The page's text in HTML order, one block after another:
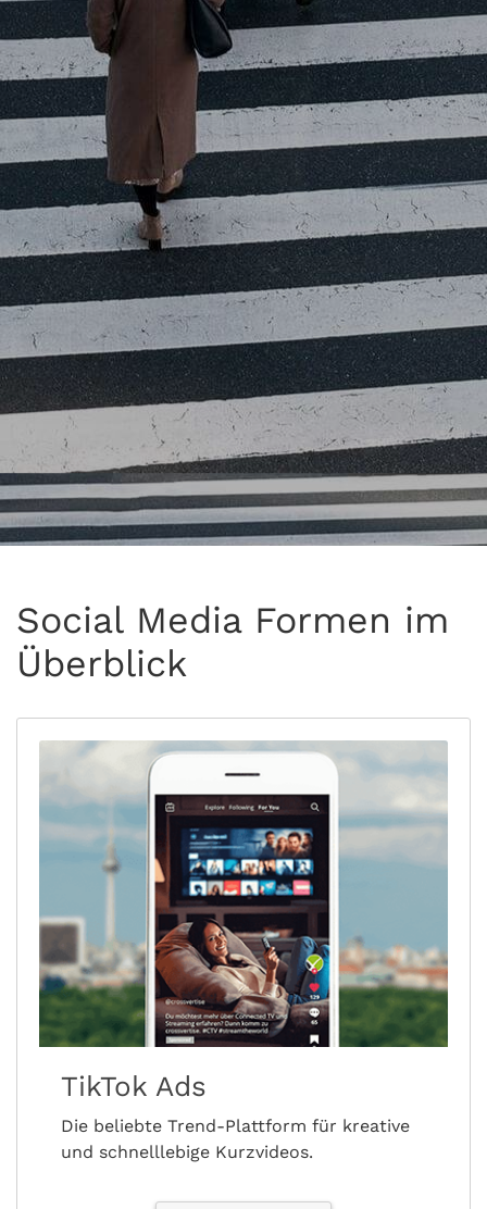
Social Media Formen im
Überblick
TikTok Ads
Die beliebte Trend-Plattform für kreative
und schnelllebige Kurzvideos.